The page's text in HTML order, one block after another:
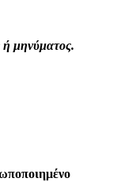
μηνύματος.